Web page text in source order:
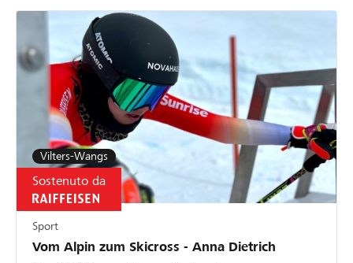
Vilters-Wangs
Sostenuto da
Sport
Vom Alpin zum Skicross - Anna Dietrich